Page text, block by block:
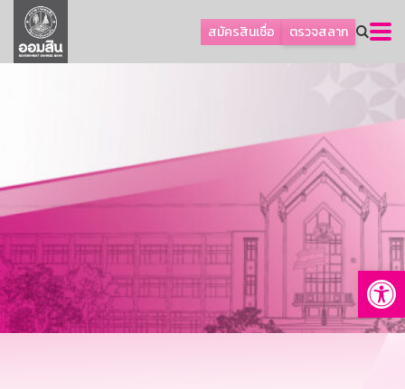
สมัครสินเชื่อ ตรวจสลาก
ลูกค้าธุรกิจ
ลูกค้าผู้ประกอบรายย่อย
การพัฒนาที่ยั่งยืน
ข่าวสาร
บริการทางการเงิน
อื่นๆ
ติดต่อเรา
บริการออนไลน์